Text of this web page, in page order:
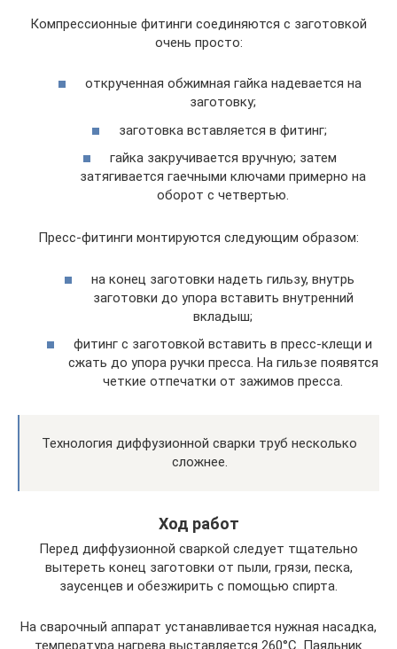
Компрессионные фитинги соединяются с заготовкой
очень просто:
открученная обжимная гайка надевается на
заготовку;
заготовка вставляется в фитинг;
гайка закручивается вручную; затем
затягивается гаечными ключами примерно на
оборот с четвертью.
Пресс-фитинги монтируются следующим образом:
на конец заготовки надеть гильзу, внутрь
заготовки до упора вставить внутренний
вкладыш;
фитинг с заготовкой вставить в пресс-клещи и
сжать до упора ручки пресса. На гильзе появятся
четкие отпечатки от зажимов пресса.
Технология диффузионной сварки труб несколько
сложнее.
Ход работ
Перед диффузионной сваркой следует тщательно
вытереть конец заготовки от пыли, грязи, песка,
заусенцев и обезжирить с помощью спирта.
На сварочный аппарат устанавливается нужная насадка,
температура нагрева выставляется 260°С. Паяльник